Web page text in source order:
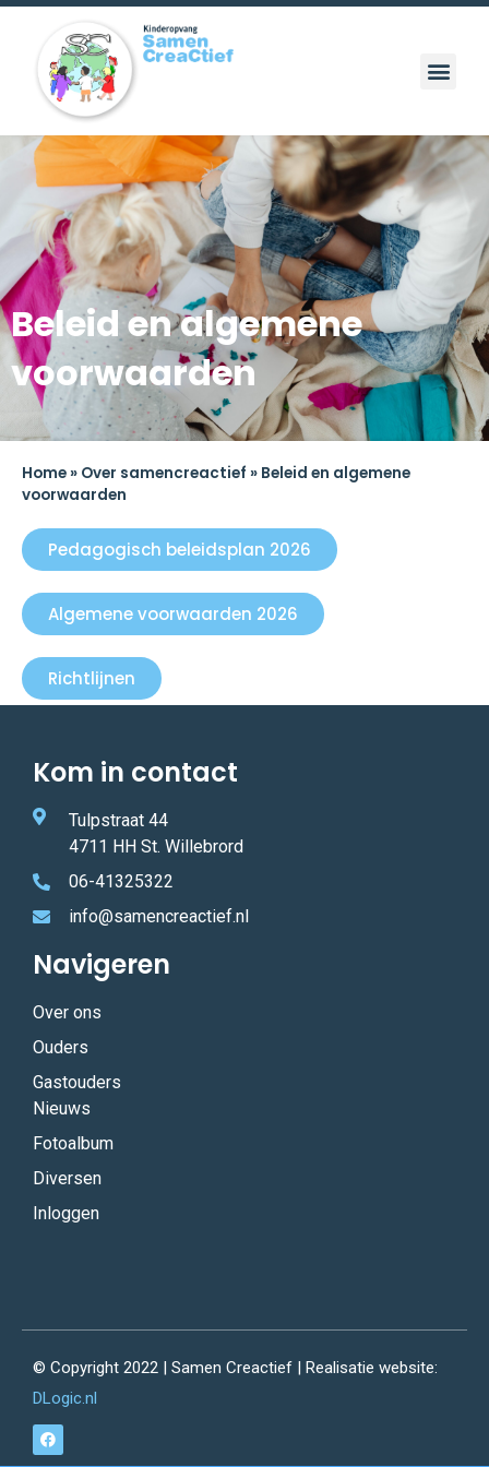
Beleid en algemene
voorwaarden
Home» Over samencreactief » Beleid en algemene
voorwaarden
Pedagogisch beleidsplan 2026
Algemene voorwaarden 2026
Richtlijnen
Kom in contact
Tulpstraat 44
4711 HH St. Willebrord
06-41325322
info@samencreactief.nl
Navigeren
Over ons
Ouders
Gastouders
Nieuws
Fotoalbum
Diversen
Inloggen
© Copyright 2022 | Samen Creactief | Realisatie website:
DLogic.nl